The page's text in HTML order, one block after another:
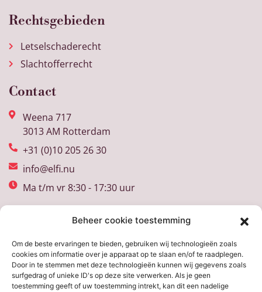
Beheer cookie toestemming
Om de beste ervaringen te bieden, gebruiken wij technologieën zoals
cookies om informatie over je apparaat op te slaan en/of te raadplegen.
Door in te stemmen met deze technologieën kunnen wij gegevens zoals
surfgedrag of unieke ID's op deze site verwerken. Als je geen
toestemming geeft of uw toestemming intrekt, kan dit een nadelige
Rechtsgebieden
Letselschaderecht
Slachtofferrecht
Contact
Weena 717
3013 AM Rotterdam
+31 (0)10 205 26 30
info@elfi.nu
Ma t/m vr 8:30 - 17:30 uur